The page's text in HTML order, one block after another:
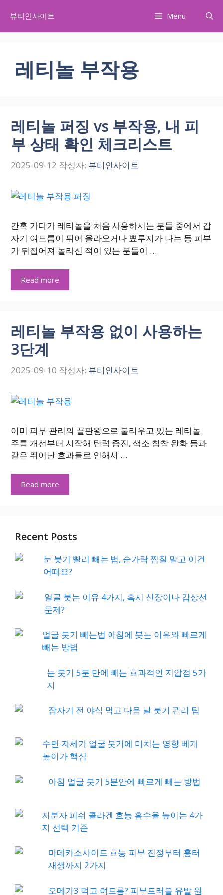
츠
뷰티인사이트 Menu
레티놀 부작용
레티놀 퍼징 vs 부작용, 내 피
부 상태 확인 체크리스트
2025-09-12 작성자: 뷰티인사이트
간혹 가다가 레티놀을 처음 사용하시는 분들 중에서 갑
자기 여드름이 튀어 올라오거나 뾰루지가 나는 등 피부
가 뒤집어져 놀라신 적이 있는 분들이 …
Read more
레티놀 부작용 없이 사용하는
3단계
2025-09-10 작성자: 뷰티인사이트
이미 피부 관리의 끝판왕으로 불리우고 있는 레티놀.
주름 개선부터 시작해 탄력 증진, 색소 침착 완화 등과
같은 뛰어난 효과들로 인해서 …
Read more
Recent Posts
눈 붓기 빨리 빼는 법, 숟가락 찜질 말고 이건
어때요?
얼굴 붓는 이유 4가지, 혹시 신장이나 갑상선
문제?
얼굴 붓기 빼는법 아침에 붓는 이유와 빠르게
빼는 방법
눈 붓기 5분 만에 빼는 효과적인 지압점 5가
지
잠자기 전 야식 먹고 다음 날 붓기 관리 팁
수면 자세가 얼굴 붓기에 미치는 영향 베개
높이가 핵심
아침 얼굴 붓기 5분안에 빠르게 빼는 방법
저분자 피쉬 콜라겐 효능 흡수율 높이는 4가
지 선택 기준
마데카소사이드 효능 피부 진정부터 흉터
재생까지 2가지
오메가3 먹고 여드름? 피부트러블 유발 원